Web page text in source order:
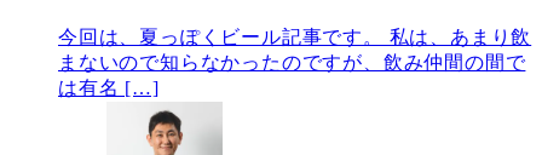
今回は、夏っぽくビール記事です。 私は、あまり飲
まないので知らなかったのですが、飲み仲間の間で
は有名 […]